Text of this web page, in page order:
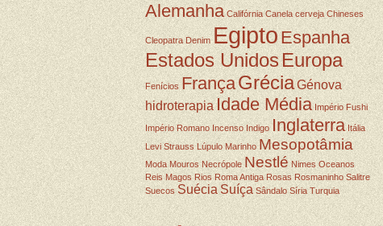
Alemanha Califórnia Canela cerveja Chineses
Cleopatra Denim EgiptoEspanha
Estados UnidosEuropa
Fenícios FrançaGréciaGénova
hidroterapiaIdade Média Império Fushi
Império Romano Incenso Indigo Inglaterra Itália
Levi Strauss Lúpulo Marinho Mesopotâmia
Moda Mouros Necrópole Nestlé Nimes Oceanos
Reis Magos Rios Roma Antiga Rosas Rosmaninho Salitre
Suecos Suécia Suíça Sândalo Síria Turquia